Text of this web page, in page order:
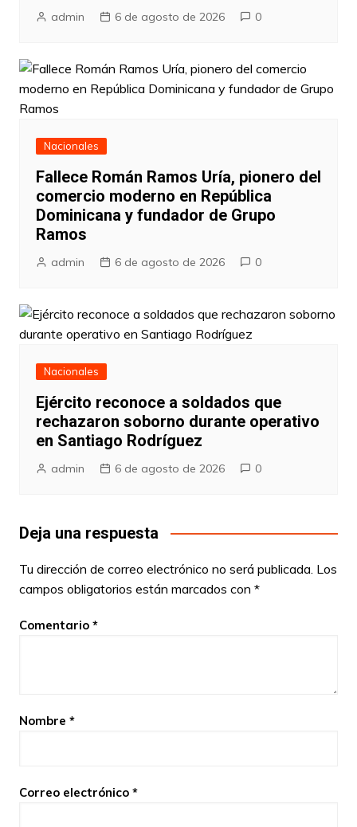
admin 6 de agosto de 2026 0
Nacionales
Fallece Román Ramos Uría, pionero del
comercio moderno en República
Dominicana y fundador de Grupo
Ramos
admin 6 de agosto de 2026 0
Nacionales
Ejército reconoce a soldados que
rechazaron soborno durante operativo
en Santiago Rodríguez
admin 6 de agosto de 2026 0
Deja una respuesta
Tu dirección de correo electrónico no será publicada. Los
campos obligatorios están marcados con *
Comentario *
Nombre *
Correo electrónico *